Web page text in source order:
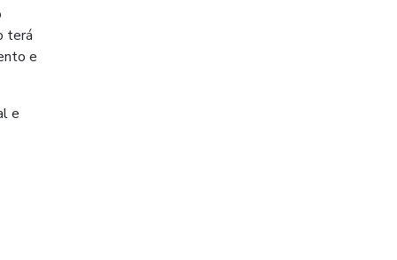
terá
e
e